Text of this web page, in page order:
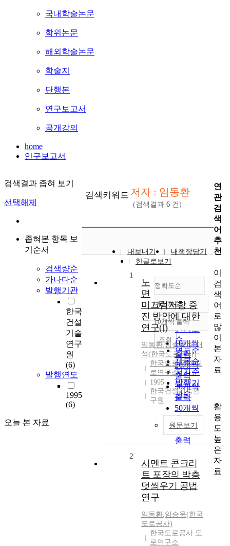
국내학술논문
학위논문
해외학술논문
학술지
단행본
연구보고서
공개강의
home
연구보고서
검색결과 좁혀 보기
선택해제
좁혀본 항목 보
기순서
검색량순
가나다순
발행기관
한국
건설
기술
연구
원
(6)
발행연도
1995
(6)
오늘 본 자료
검색키워드 저자 : 임동환
(검색결과 6 건)
내보내기
내책장담기
한글로보기
정확도순
정확도
순
인기도
순
연도순
제목순
저자순
발행기
관순
내림차순
내림차순
10개씩 출력
10개씩
출력
20개씩
출력
30개씩
출력
50개씩
100개씩
출력
조회
1
노
면
미끄럼저항 증
진 방안에 대한
연구(I)
임동환,임승욱,유태
석(한국도로공사)
한국도로공사 도
로연구소
1995
한국건설기술연
구원
원문보기
2
시멘트 콘크리
트 포장의 박층
덧씌우기 공법
연구
임동환,임승욱(한국
도로공사)
한국도로공사 도
로연구소
연
관
검
색
어
추
천
이
검
색
어
로
많
이
본
자
료
활
용
도
높
은
자
료